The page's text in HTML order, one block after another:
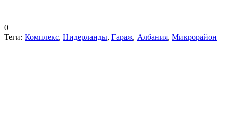
0
Теги: Комплекс, Нидерланды, Гараж, Албания, Микрорайон